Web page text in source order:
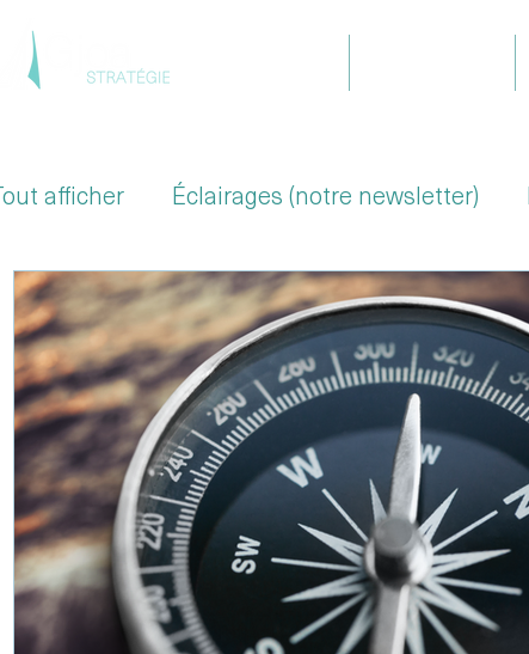
Tout afficher Éclairages (notre newsletter)
Secteur de la Santé